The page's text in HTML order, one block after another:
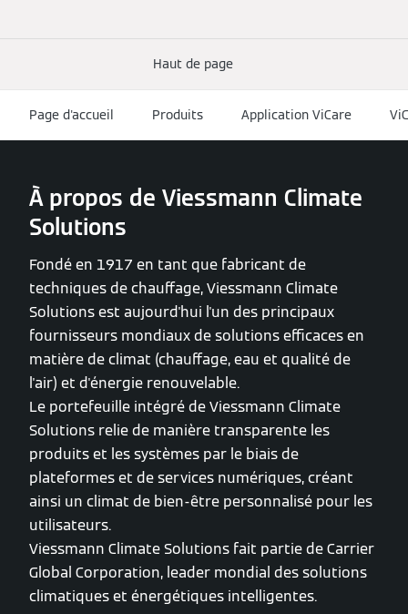
Haut de page
Page d'accueil Produits Application ViCare
À propos de Viessmann Climate
Solutions
Fondé en 1917 en tant que fabricant de
techniques de chauffage, Viessmann Climate
Solutions est aujourd'hui l'un des principaux
fournisseurs mondiaux de solutions efficaces en
matière de climat (chauffage, eau et qualité de
l'air) et d'énergie renouvelable.
Le portefeuille intégré de Viessmann Climate
Solutions relie de manière transparente les
produits et les systèmes par le biais de
plateformes et de services numériques, créant
ainsi un climat de bien-être personnalisé pour les
utilisateurs.
Viessmann Climate Solutions fait partie de Carrier
Global Corporation, leader mondial des solutions
climatiques et énergétiques intelligentes.